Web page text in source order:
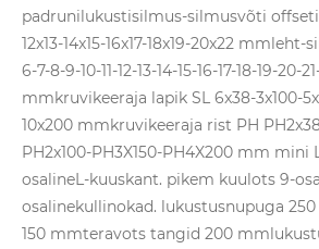
padrunilukustisilmus-silmusvõti
12x13-14x15-16x17-18x19-20x22
6-7-8-9-10-11-12-13-14-15-16-17-18-19-20-
mmkruvikeeraja lapik SL 6x38-3x100-
10x200 mmkruvikeeraja rist PH
PH2x100-PH3X150-PH4X200 mm mini
osalineL-kuuskant. pikem kuulots 9-
osalinekullinokad. lukustusnupuga
150 mmteravots tangid 200